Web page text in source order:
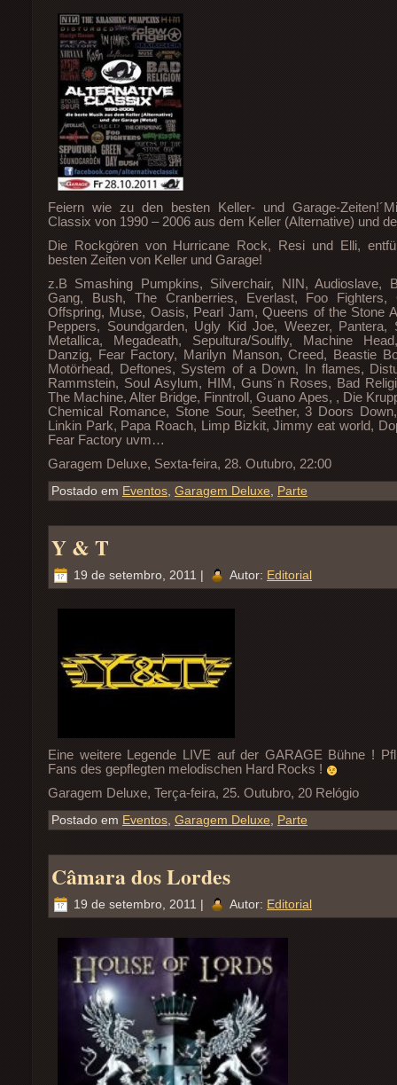
Feiern wie zu den besten Keller- und Garage-
Classix von 1990 – 2006 aus dem Keller (Alternative) und
Die Rockgören von Hurricane Rock, Resi und Elli,
besten Zeiten von Keller und Garage!
z.B Smashing Pumpkins, Silverchair, NIN, Audioslave,
Gang, Bush, The Cranberries, Everlast, Foo Fighters,
Offspring, Muse, Oasis, Pearl Jam, Queens of the Stone
Peppers, Soundgarden, Ugly Kid Joe, Weezer, Pantera,
Metallica, Megadeath, Sepultura/Soulfly, Machine
Danzig, Fear Factory, Marilyn Manson, Creed, Beastie
Motörhead, Deftones, System of a Down, In flames,
Rammstein, Soul Asylum, HIM, Guns´n Roses, Bad
The Machine, Alter Bridge, Finntroll, Guano Apes, , Die
Chemical Romance, Stone Sour, Seether, 3 Doors
Linkin Park, Papa Roach, Limp Bizkit,Jimmy eat world,
Fear Factory uvm…
Garagem Deluxe, Sexta-feira, 28. Outubro, 22:00
Postado em Eventos Garagem Deluxe Parte
Y & T
19 de setembro, 2011 | Autor: Editorial
Eine weitere Legende LIVE auf der GARAGE Bühne !
Fans des gepflegten melodischen Hard Rocks !
Garagem Deluxe, Terça-feira, 25. Outubro, 20 Relógio
Postado em Eventos, Garagem Deluxe, Parte
Câmara dos Lordes
19 de setembro, 2011 | Autor: Editorial